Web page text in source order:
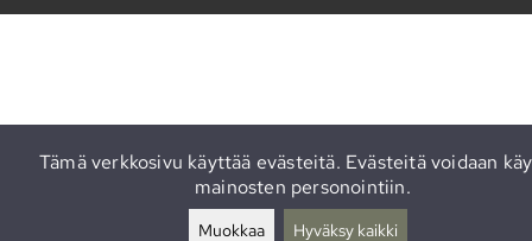
Tämä verkkosivu käyttää evästeitä. Evästeitä voidaan
mainosten personointiin.
Muokkaa Hyväksy kaikki